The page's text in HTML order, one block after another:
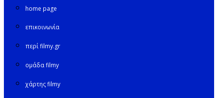
home page
επικοινωνία
περί filmy.gr
ομάδα filmy
χάρτης filmy